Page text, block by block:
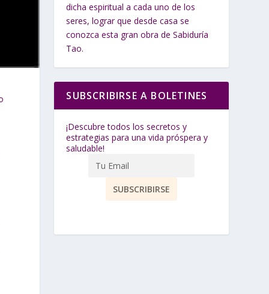
dicha espiritual a cada uno de los
seres, lograr que desde casa se
conozca esta gran obra de Sabiduría
Tao.
SUBSCRIBIRSE A BOLETINES
¡Descubre todos los secretos y
estrategias para una vida próspera y
saludable!